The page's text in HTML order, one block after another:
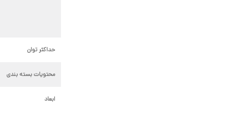
حداکثر توان
محتویات بسته بندی
ابعاد